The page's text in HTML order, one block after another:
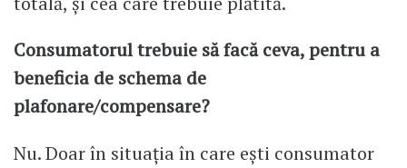
Consumatorul trebuie să facă ceva, pentru a
beneficia de schema de
plafonare/compensare?
Nu. Doar în situația în care ești consumator